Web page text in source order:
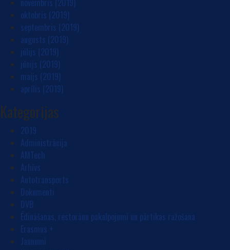
novembris (2019)
oktobris (2019)
septembris (2019)
augusts (2019)
jūlijs (2019)
jūnijs (2019)
maijs (2019)
aprīlis (2019)
Kategorijas
2019
Administrācija
AMTech
Arhīvs
Autotransports
Dokumenti
DVB
Ēdināšanas, restorānu pakalpojumi un pārtikas ražošana
Erasmus +
Jaunumi